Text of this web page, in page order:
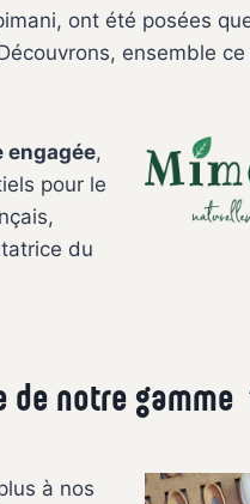
ont été posées
ensemble ce
engagée,
pour le
du
de notre gamme
à nos